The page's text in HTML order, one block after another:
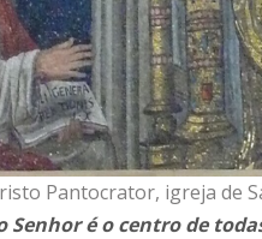
Pantocrator, igreja de
Senhor é o centro de